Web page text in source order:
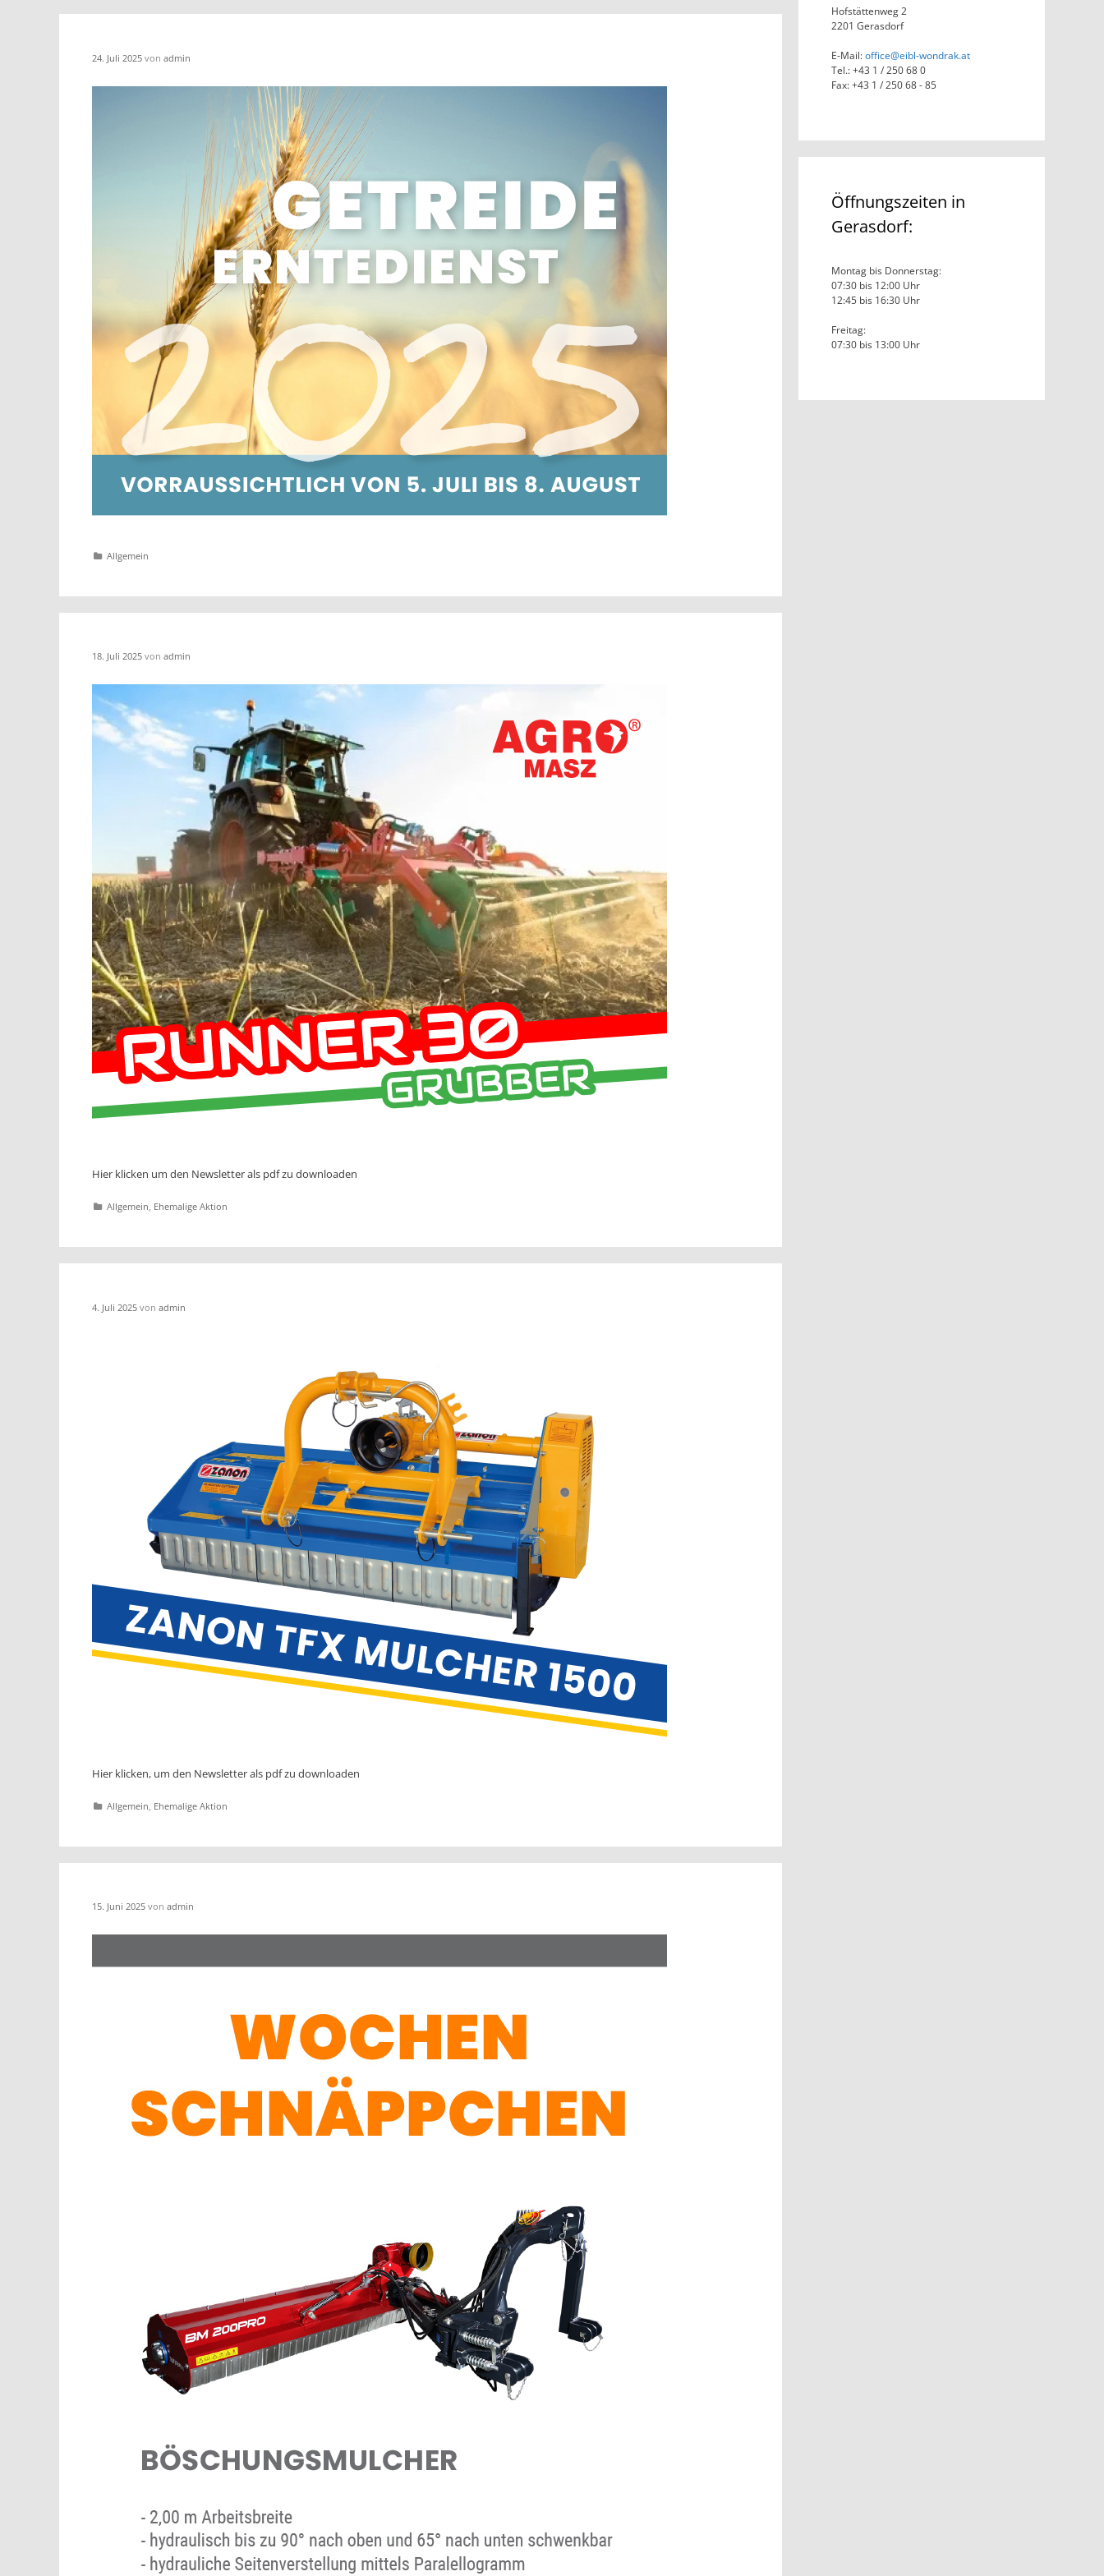
24. Juli 2025 von admin
Katgeorien
Allgemein
18. Juli 2025 von admin
Hier klicken um den Newsletter als pdf zu downloaden
Katgeorien
Allgemein, Ehemalige Aktion
4. Juli 2025 von admin
Hier klicken, um den Newsletter als pdf zu downloaden
Katgeorien
Allgemein Ehemalige Aktion
15. Juni 2025 von admin
Hofstättenweg 2
2201 Gerasdorf
E-Mail:office@eibl-wondrak.at
Tel.: +43 1 / 250 68 0
Fax: +43 1 / 250 68 - 85
Öffnungszeiten in
Gerasdorf:
Montag bis Donnerstag:
07:30 bis 12:00 Uhr
12:45 bis 16:30 Uhr
Freitag:
07:30 bis 13:00 Uhr